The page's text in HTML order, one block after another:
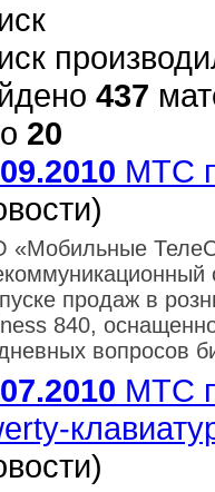
437
20
МТС
«Мобильные
продаж в
840,
вопросов
МТС